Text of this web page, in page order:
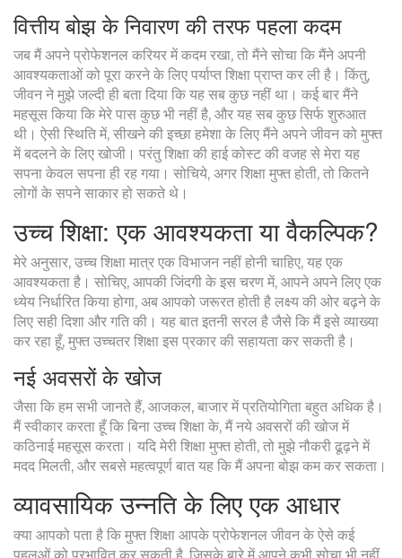
वित्तीय बोझ के निवारण की तरफ पहला कदम
जब मैं अपने प्रोफेशनल करियर में कदम रखा, तो मैंने सोचा कि मैंने अपनी
आवश्यकताओं को पूरा करने के लिए पर्याप्त शिक्षा प्राप्त कर ली है। किंतु,
जीवन ने मुझे जल्दी ही बता दिया कि यह सब कुछ नहीं था। कई बार मैंने
महसूस किया कि मेरे पास कुछ भी नहीं है, और यह सब कुछ सिर्फ शुरुआत
थी। ऐसी स्थिति में, सीखने की इच्छा हमेशा के लिए मैंने अपने जीवन को मुफ्त
में बदलने के लिए खोजी। परंतु शिक्षा की हाई कोस्ट की वजह से मेरा यह
सपना केवल सपना ही रह गया। सोचिये, अगर शिक्षा मुफ्त होती, तो कितने
लोगों के सपने साकार हो सकते थे।
उच्च शिक्षा: एक आवश्यकता या वैकल्पिक?
मेरे अनुसार, उच्च शिक्षा मात्र एक विभाजन नहीं होनी चाहिए, यह एक
आवश्यकता है। सोचिए, आपकी जिंदगी के इस चरण में, आपने अपने लिए एक
ध्येय निर्धारित किया होगा, अब आपको जरूरत होती है लक्ष्य की ओर बढ़ने के
लिए सही दिशा और गति की। यह बात इतनी सरल है जैसे कि मैं इसे व्याख्या
कर रहा हूँ, मुफ्त उच्चतर शिक्षा इस प्रकार की सहायता कर सकती है।
नई अवसरों के खोज
जैसा कि हम सभी जानते हैं, आजकल, बाजार में प्रतियोगिता बहुत अधिक है।
मैं स्वीकार करता हूँ कि बिना उच्च शिक्षा के, मैं नये अवसरों की खोज में
कठिनाई महसूस करता। यदि मेरी शिक्षा मुफ्त होती, तो मुझे नौकरी ढूढ़ने में
मदद मिलती, और सबसे महत्वपूर्ण बात यह कि मैं अपना बोझ कम कर सकता।
व्यावसायिक उन्नति के लिए एक आधार
क्या आपको पता है कि मुफ्त शिक्षा आपके प्रोफेशनल जीवन के ऐसे कई